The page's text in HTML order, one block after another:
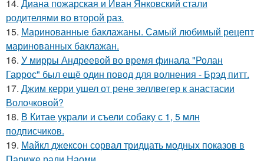
14. Диана пожарская и Иван Янковский стали
родителями во второй раз.
15. Маринованные баклажаны. Самый любимый рецепт
маринованных баклажан.
16. У мирры Андреевой во время финала "Ролан
Гаррос" был ещё один повод для волнения - Брэд питт.
17. Джим керри ушел от рене зеллвегер к анастасии
Волочковой?
18. В Китае украли и съели собаку с 1, 5 млн
подписчиков.
19. Майкл джексон сорвал тридцать модных показов в